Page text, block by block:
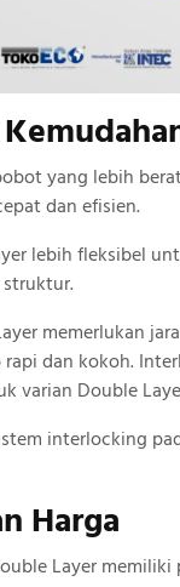
yang lebih
dan efisien.
lebih fleksibel
memerlukan
dan kokoh.
varian Double
interlocking
Harga
Layer